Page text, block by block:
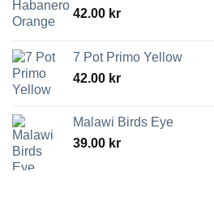
42.00 kr
7 Pot Primo Yellow
42.00 kr
Malawi Birds Eye
39.00 kr